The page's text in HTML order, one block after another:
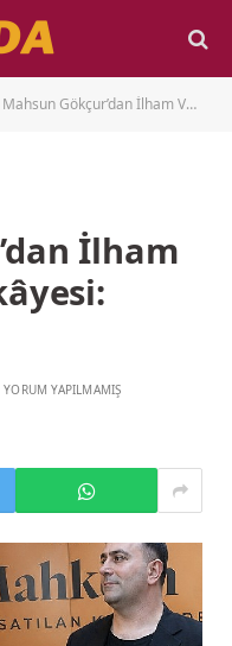
Mahsun Gökçur’dan İlham Veren Hayat Hikâyesi: “Mahkûm”
İlham
YORUM YAPILMAMIŞ